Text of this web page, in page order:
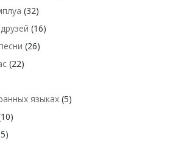
(32)
(16)
(26)
(22)
языках (5)